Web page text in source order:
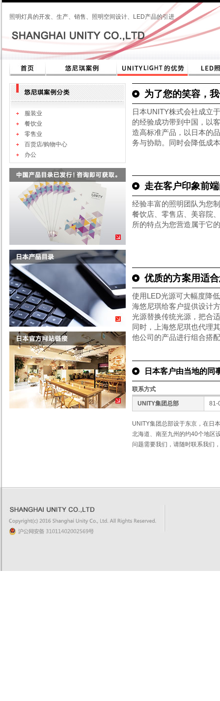
照明灯具的开发、生产、销售、照明空间设计、LED产品的引进
服装业
餐饮业
零售业
百货店/购物中心
办公
为了您的笑容，
日本UNITY株式会社成立
的经验成功带到中国，以
造高标准产品，以日本的
务与协助。同时会降低成
走在客户印象前
经验丰富的照明团队为您
餐饮店、零售店、美容院
所的特点为您营造属于它
优质的方案用适
使用LED光源可大幅度降
海悠尼琪给客户提供设计
光源替换传统光源，把合
同时，上海悠尼琪也代理
他公司的产品进行组合搭
日本客户由当地的同
联系方式
UNITY集团总部 81-
UNITY集团总部设于东京，在日
北海道、南至九州的约40个地区
问题需要我们，请随时联系我们